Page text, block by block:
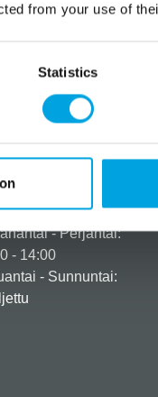
from your use of
Statistics
apua?
45 120 6627
- Perjantai:
- 14:00
- Sunnuntai: